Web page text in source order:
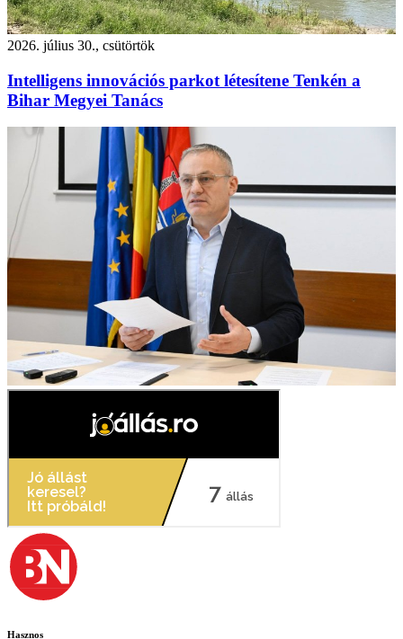
2026. július 30., csütörtök
Intelligens innovációs parkot létesítene Tenkén a
Bihar Megyei Tanács
Hasznos